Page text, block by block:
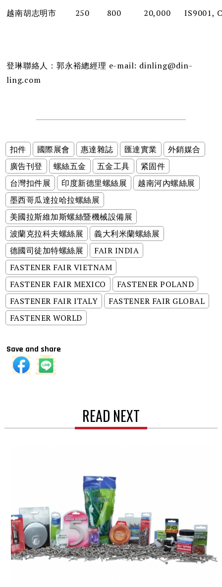
越南胡志明市 250 800 20,000 IS9001,
登琳聯絡人：郭永裕總經理 e-mail: dinling@din-
ling.com
扣件 國際展會 惠達雜誌 匯達實業
外銷媒合
廣告刊登
螺絲五金 五金工具
紧固件
台灣扣件展
印度新德里螺絲展
越南河內螺絲展
墨西哥瓜達拉哈拉螺絲展
美國拉斯維加斯螺絲暨機械設備展
波蘭克拉科夫螺絲展
義大利米蘭螺絲展
德國司徒加特螺絲展
FAIR INDIA
FASTENER FAIR VIETNAM
FASTENER FAIR MEXICO
FASTENER POLAND
FASTENER FAIR ITALY
FASTENER FAIR GLOBAL
FASTENER WORLD
Save and share
READ NEXT